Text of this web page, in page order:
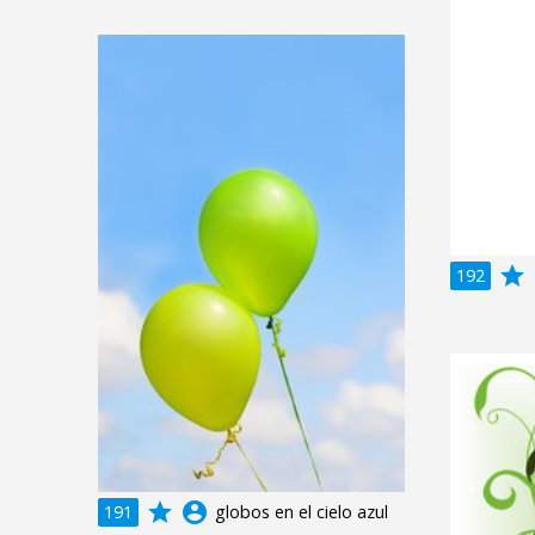
192 grade
191 grade account_circle globos en el cielo azul